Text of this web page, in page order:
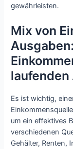
gewährleisten.
Mix von
laufenden
Es ist wichtig,
um ein effektives
verschiedenen
Gehälter, Renten,